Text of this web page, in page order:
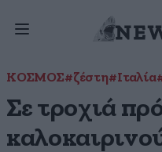
ΚΟΣΜΟΣ#ζέστη#Ιταλία
Σε τροχιά